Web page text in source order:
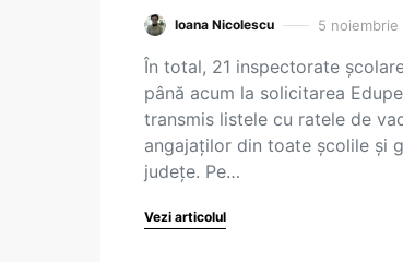
Ioana Nicolescu 5 noiembrie
În total, 21 inspectorate
până acum la solicitarea
transmis listele cu ratele de
angajaților din toate școlile și
județe. Pe…
Vezi articolul